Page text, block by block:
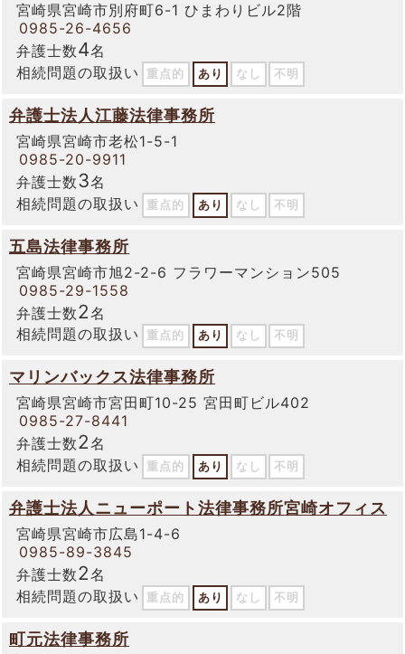
宮崎県宮崎市別府町6-1 ひまわりビル2階
0985-26-4656
弁護士数4名
相続問題の取扱い
重点的 あり なし 不明
弁護士法人江藤法律事務所
宮崎県宮崎市老松1-5-1
0985-20-9911
弁護士数3名
相続問題の取扱い
重点的 あり なし 不明
五島法律事務所
宮崎県宮崎市旭2-2-6 フラワーマンション505
0985-29-1558
弁護士数2名
相続問題の取扱い
重点的 あり なし 不明
マリンバックス法律事務所
宮崎県宮崎市宮田町10-25 宮田町ビル402
0985-27-8441
弁護士数2名
相続問題の取扱い
重点的 あり なし 不明
弁護士法人ニューポート法律事務所宮崎オフィス
宮崎県宮崎市広島1-4-6
0985-89-3845
弁護士数2名
相続問題の取扱い
重点的 あり なし 不明
町元法律事務所